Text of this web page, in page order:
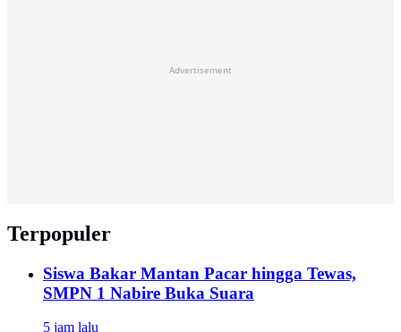
Advertisement
Terpopuler
Siswa Bakar Mantan Pacar hingga Tewas,
SMPN 1 Nabire Buka Suara
5 jam lalu